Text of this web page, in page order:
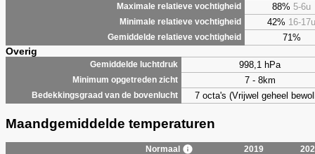
Maximale relatieve vochtigheid 88% 5-6u
Minimale relatieve vochtigheid 42% 16-17u
Gemiddelde relatieve vochtigheid 71%
Overig
Gemiddelde luchtdruk 998,1 hPa
Minimum opgetreden zicht 7 - 8km
Bedekkingsgraad van de bovenlucht 7 octa's (Vrijwel geheel
Maandgemiddelde temperaturen
Normaal 2019